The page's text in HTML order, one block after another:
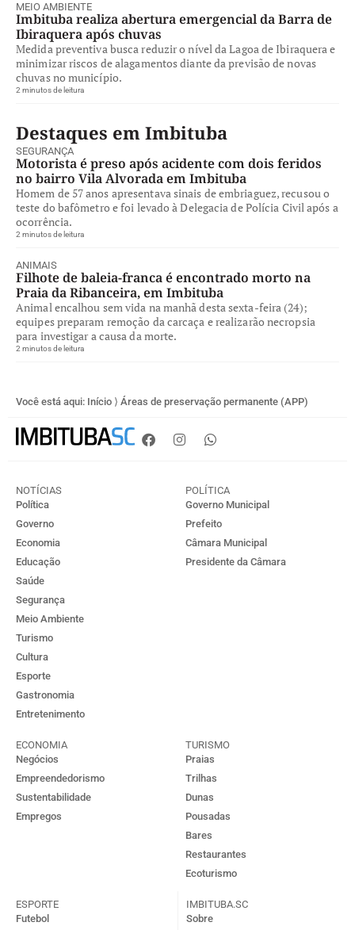
MEIO AMBIENTE
Imbituba realiza abertura emergencial da Barra de
Ibiraquera após chuvas
Medida preventiva busca reduzir o nível da Lagoa de Ibiraquera e
minimizar riscos de alagamentos diante da previsão de novas
chuvas no município.
2 minutos de leitura
Destaques em Imbituba
SEGURANÇA
Motorista é preso após acidente com dois feridos
no bairro Vila Alvorada em Imbituba
Homem de 57 anos apresentava sinais de embriaguez, recusou o
teste do bafômetro e foi levado à Delegacia de Polícia Civil após a
ocorrência.
2 minutos de leitura
ANIMAIS
Filhote de baleia-franca é encontrado morto na
Praia da Ribanceira, em Imbituba
Animal encalhou sem vida na manhã desta sexta-feira (24);
equipes preparam remoção da carcaça e realizarão necropsia
para investigar a causa da morte.
2 minutos de leitura
Você está aqui: Início ⟩ Áreas de preservação permanente (APP)
NOTÍCIAS
Política
Governo
Economia
Educação
Saúde
Segurança
Meio Ambiente
Turismo
Cultura
Esporte
Gastronomia
Entretenimento
POLÍTICA
Governo Municipal
Prefeito
Câmara Municipal
Presidente da Câmara
ECONOMIA
Negócios
Empreendedorismo
Sustentabilidade
Empregos
TURISMO
Praias
Trilhas
Dunas
Pousadas
Bares
Restaurantes
Ecoturismo
ESPORTE
Futebol
IMBITUBA.SC
Sobre